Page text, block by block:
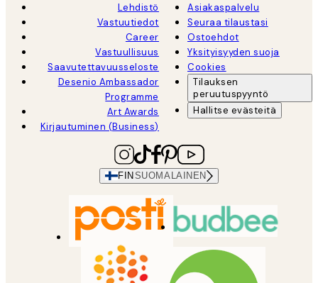
Lehdistö
Vastuutiedot
Career
Vastuullisuus
Saavutettavuusseloste
Desenio Ambassador
Programme
Art Awards
Kirjautuminen (Business)
Asiakaspalvelu
Seuraa tilaustasi
Ostoehdot
Yksityisyyden suoja
Cookies
Tilauksen
peruutuspyyntö
Hallitse evästeitä
FIN SUOMALAINEN